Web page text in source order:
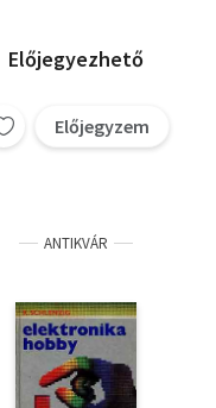
Előjegyezhető
Előjegyzem
ANTIKVÁR